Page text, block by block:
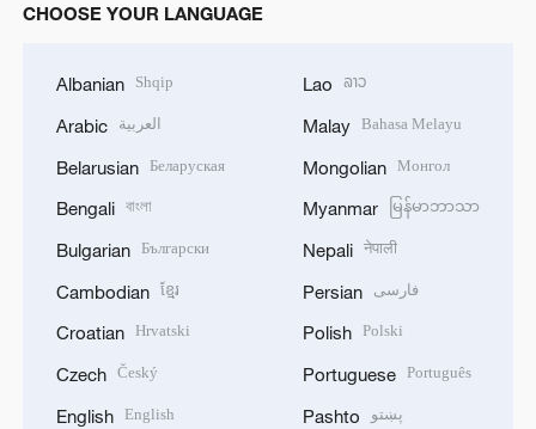
CHOOSE YOUR LANGUAGE
Albanian Shqip
Arabic العربية
Belarusian Беларуская
Bengali বাংলা
Bulgarian Български
Cambodian ខ្មែរ
Croatian Hrvatski
Czech Český
English English
Lao ລາວ
Malay Bahasa Melayu
Mongolian Монгол
Myanmar မြန်မာဘာသာ
Nepali नेपाली
Persian فارسی
Polish Polski
Portuguese Português
Pashto پښتو